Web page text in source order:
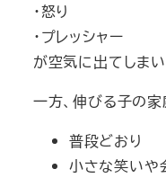
・怒り
・プレッシャー
が空気に出てしまい
一方、伸びる子の
普段どおり
小さな笑いや